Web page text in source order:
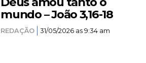
mundo – João 3,16-18
REDAÇÃO 31/05/2026 as 9:34 am